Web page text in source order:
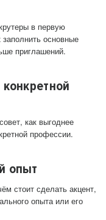
в первую
основные
приглашений.
как выгоднее
профессии.
опыт
стоит сделать акцент,
опыта или его